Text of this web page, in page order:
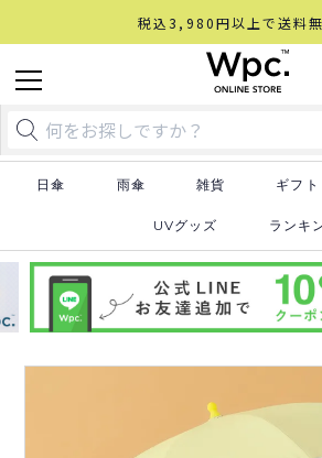
税込3,980円以上で送料無
日傘 雨傘 雑貨 ギフト
UVグッズ ランキ